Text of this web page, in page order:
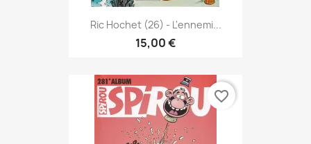
Ric Hochet (26) - L'ennemi...
15,00 €
favorite_border